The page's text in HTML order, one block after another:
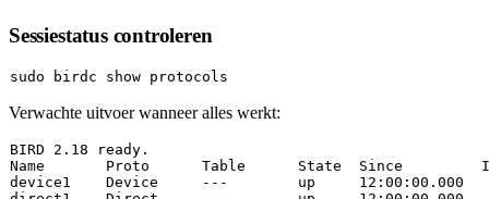
Sessiestatus controleren
sudo
Verwachte uitvoer wanneer alles werkt:
BIRD 2.18 ready.
Name       Proto Table
State  Since
device1    Device
---        up     12:00:00.000